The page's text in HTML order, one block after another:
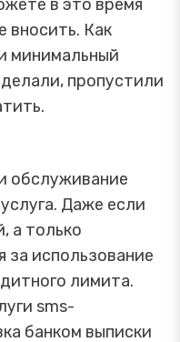
в это время
вносить. Как
минимальный
пропустили
обслуживание
Даже если
а только
за использование
лимита.
sms-
банком выписки